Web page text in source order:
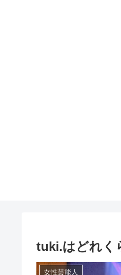
tuki.はどれく
女性芸能人